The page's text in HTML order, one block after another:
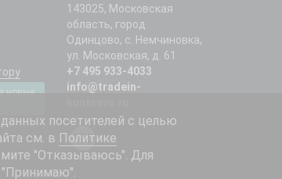
новые
143025, Московская
область, город
Одинцово, с. Немчиновка,
ул. Московская, д. 61
+7 495 933-4033
info@tradein-
посетителей с целью
см. в Политике
"Отказываюсь". Для
"Принимаю".